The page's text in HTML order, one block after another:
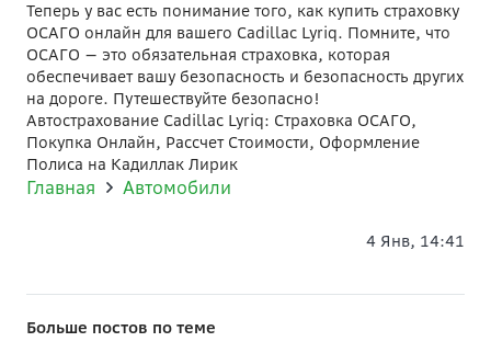
Теперь у вас есть понимание того, как купить страховку
ОСАГО онлайн для вашего Cadillac Lyriq. Помните, что
ОСАГО — это обязательная страховка, которая
обеспечивает вашу безопасность и безопасность других
на дороге. Путешествуйте безопасно!
Автострахование Cadillac Lyriq: Страховка ОСАГО,
Покупка Онлайн, Рассчет Стоимости, Оформление
Полиса на Кадиллак Лирик
Главная Автомобили
4 Янв, 14:41
Больше постов по теме